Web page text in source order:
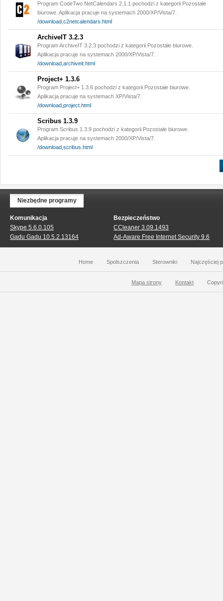
Program CodeTwo NetCalendars 2.1.1 pochodzi z kategorii Pozostałe
biurowe. Aplikacja pracuje na systemach 2000/XP/Vista/7.
/download,c2netcalendars.html
ArchiveIT 3.2.3
Program ArchiveIT 3.2.3 pochodzi z kategorii Pozostałe biurowe.
Aplikacja pracuje na systemach 2000/XP/Vista/7.
/download,archiveit.html
Project+ 1.3.6
Program Project+ 1.3.6 pochodzi z kategorii Pozostałe biurowe.
Aplikacja pracuje na systemach XP/Vista/7.
/download,project.html
Scribus 1.3.9
Program Scribus 1.3.9 pochodzi z kategorii Pozostałe biurowe.
Aplikacja pracuje na systemach 2000/XP/Vista/7.
/download,scribus.html
Niezbędne programy
Komunikacja
Skype 5.6.0.105
Gadu Gadu 10.5.2.13164
Bezpieczeństwo
CCleaner 3.09.1493
Ad-Aware Free Internet Security 9.6
Home Spolszczenia Sterowniki Najczęściej
Mapa strony Kontakt